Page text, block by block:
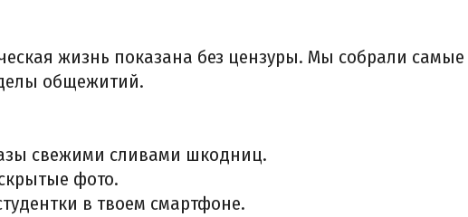
жизнь показана без цензуры. Мы собрали
общежитий.
свежими сливами шкодниц.
фото.
в твоем смартфоне.